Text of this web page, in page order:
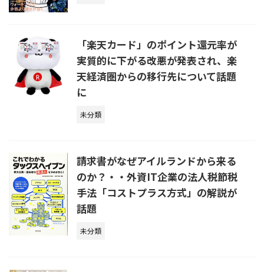
「楽天カード」のポイント還元率が
実質的に下がる改悪が発表され、楽
天経済圏からの移行先について話題
に
未分類
請求書がなぜアイルランドから来る
のか？・・外資IT企業の法人税節税
手法「コストプラス方式」の解説が
話題
未分類